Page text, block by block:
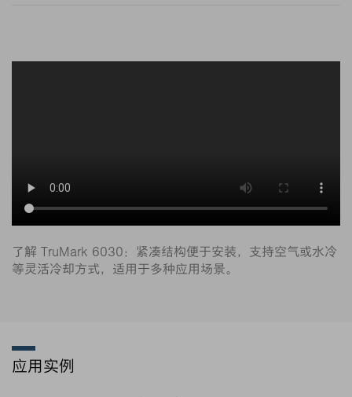
了解 TruMark 6030：紧凑结构便于安装，支持空气或水冷
等灵活冷却方式，适用于多种应用场景。
应用实例